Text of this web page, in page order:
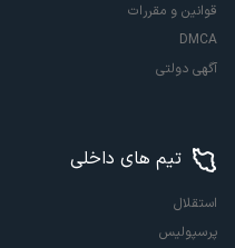
قوانین و مقررات
DMCA
آگهی دولتی
تیم های داخلی
استقلال
پرسپولیس